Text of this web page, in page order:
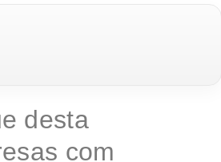
desta
com